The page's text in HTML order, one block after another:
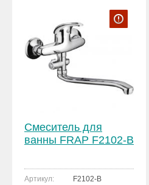
Смеситель для
ванны FRAP F2102-B
Артикул:
F2102-B